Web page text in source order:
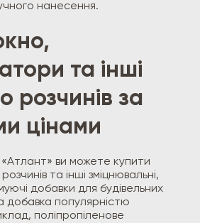
нанесення.
та інші
розчинів за
цінами
«Атлант» ви можете купити
та інші зміцнювальні,
добавки для будівельних
добавка популярністю
поліпропіленове